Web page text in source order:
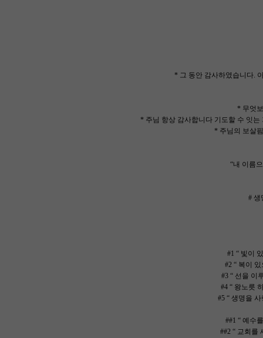
* 그 동안 감사하였습니다.
* 무엇
* 주님 항상 감사합니다 기도할 수 잇
* 주님의 보살
“내 이름
# 생
#1 “ 빛이
#2 “ 복이
#3 “ 선을 이
#4 “ 왕노릇
#5 “ 생명을
##1 “ 예수
##2 “ 교회를